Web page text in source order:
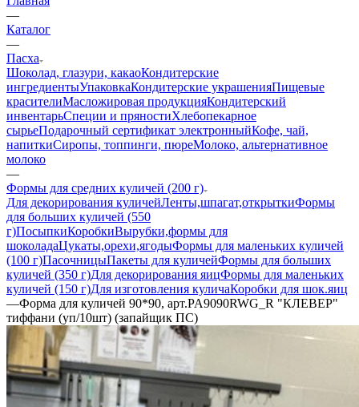
—
Каталог
—
Пасха
Шоколад, глазури, какаоКондитерские
ингредиентыУпаковкаКондитерские украшенияПищевые
красителиМасложировая продукцияКондитерский
инвентарьСпеции и пряностиХлебопекарное
сырьеПодарочный сертификат электронныйКофе, чай,
напиткиСиропы, топпинги, пюреМолоко, альтернативное
молоко
—
Формы для средних куличей (200 г)
Для декорирования куличейЛенты,шпагат,открыткиФормы
для больших куличей (550
г)ПосыпкиКоробкиВырубки,формы для
шоколадаЦукаты,орехи,ягодыФормы для маленьких куличей
(100 г)ПасочницыПакеты для куличейФормы для больших
куличей (350 г)Для декорирования яицФормы для маленьких
куличей (150 г)Для изготовления куличаКоробки для шок.яиц
—Форма для куличей 90*90, арт.PA9090RWG_R "КЛЕВЕР"
тиффани (уп/10шт) (запайщик ПС)